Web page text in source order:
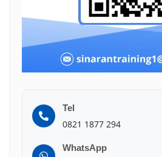
Tel
0821 1877 294
WhatsApp